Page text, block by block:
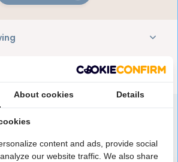
voor jou
About cookies Details
content and ads, provide social
our website traffic. We also share